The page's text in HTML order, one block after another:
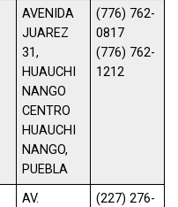
AVENIDA
JUAREZ
31,
HUAUCHI
NANGO
CENTRO
HUAUCHI
NANGO,
PUEBLA
(776) 762-
0817
(776) 762-
1212
AV.
(227) 276-